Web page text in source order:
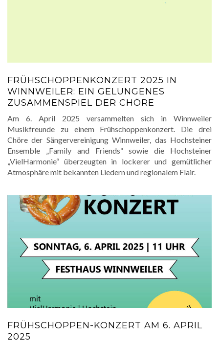
FRÜHSCHOPPENKONZERT 2025 IN
WINNWEILER: EIN GELUNGENES
ZUSAMMENSPIEL DER CHÖRE
Am 6. April 2025 versammelten sich in Winnweiler
Musikfreunde zu einem Frühschoppenkonzert. Die drei
Chöre der Sängervereinigung Winnweiler, das Hochsteiner
Ensemble „Family and Friends“ sowie die Hochsteiner
„VielHarmonie“ überzeugten in lockerer und gemütlicher
Atmosphäre mit bekannten Liedern und regionalem Flair.
FRÜHSCHOPPEN-KONZERT AM 6. APRIL
2025